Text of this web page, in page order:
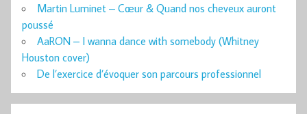
Martin Luminet – Cœur & Quand nos cheveux auront
poussé
AaRON – I wanna dance with somebody (Whitney
Houston cover)
De l’exercice d’évoquer son parcours professionnel